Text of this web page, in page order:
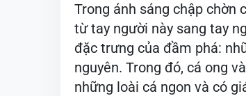
Trong ánh sáng chập chờn
từ tay người này sang tay
đặc trưng của đầm phá:
nguyên. Trong đó, cá ong
những loài cá ngon và có